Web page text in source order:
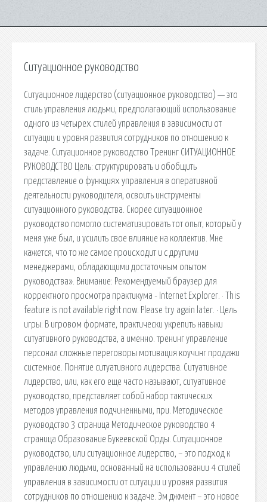
Ситуационное руководство
Ситуационное лидерство (ситуационное руководство) — это
стиль управления людьми, предполагающий использование
одного из четырех стилей управления в зависимости от
ситуации и уровня развития сотрудников по отношению к
задаче. Ситуационное руководство Тренинг СИТУАЦИОННОЕ
РУКОВОДСТВО Цель: структурировать и обобщить
представление о функциях управления в оперативной
деятельности руководителя, освоить инструменты
ситуационного руководства. Скорее ситуационное
руководство помогло систематизировать тот опыт, который у
меня уже был, и усилить свое влияние на коллектив. Мне
кажется, что то же самое происходит и с другими
менеджерами, обладающими достаточным опытом
руководства». Внимание: Рекомендуемый браузер для
корректного просмотра практикума - Internet Explorer. · This
feature is not available right now. Please try again later. · Цель
игры: В игровом формате, практически укрепить навыки
ситуативного руководства, а именно. тренинг управление
персонал сложные переговоры мотивация коучинг продажи
системное. Понятие ситуативного лидерства. Ситуативное
лидерство, или, как его еще часто называют, ситуативное
руководство, представляет собой набор тактических
методов управления подчиненными, при. Методическое
руководство 3 страница Методическое руководство 4
страница Образование Букеевской Орды. Ситуационное
руководство, или ситуационное лидерство, – это подход к
управлению людьми, основанный на использовании 4 стилей
управления в зависимости от ситуации и уровня развития
сотрудников по отношению к задаче. Эм джмент – это новое